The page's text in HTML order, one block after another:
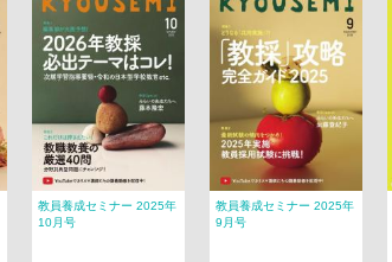
教員養成セミナー 2025年
10月号
教員養成セミナー 2025年
9月号